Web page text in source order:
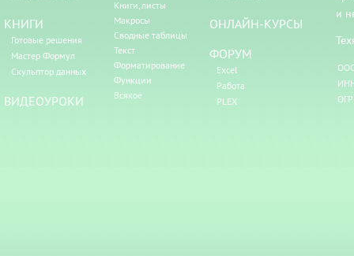
КНИГИ
Готовые решения
Мастер Формул
Скульптор данных
ВИДЕОУРОКИ
Книги, листы
Макросы
Сводные таблицы
Текст
Форматирование
Функции
Всякое
ОНЛАЙН-КУРСЫ
ФОРУМ
Excel
Работа
PLEX
и